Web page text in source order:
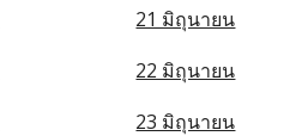
21 มิถุนายน
22 มิถุนายน
23 มิถุนายน